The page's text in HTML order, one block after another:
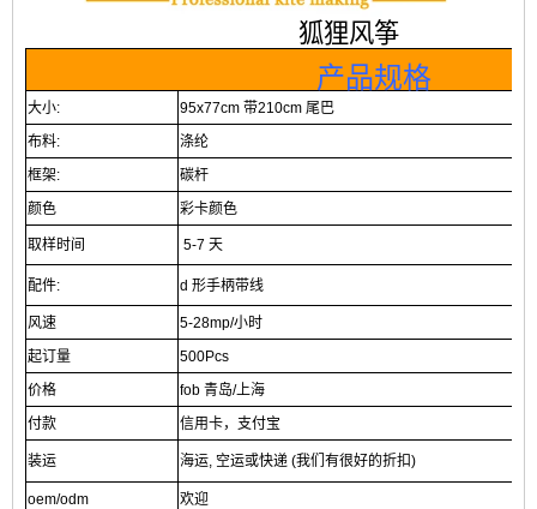
狐狸风筝
产品规格
大小:
95x77cm 带210cm 尾巴
布料:
涤纶
框架:
碳杆
颜色
彩卡颜色
取样时间 5-7 天
配件: d 形手柄带线
风速
5-28mp/小时
起订量
500Pcs
价格
fob 青岛/上海
付款
信用卡，支付宝
装运 海运, 空运或快递 (我们有很好的折扣)
oem/odm 欢迎